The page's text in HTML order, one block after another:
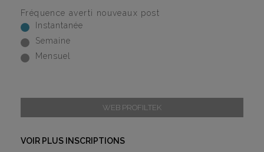
Fréquence averti nouveaux post
Instantanée
Semaine
Mensuel
WEB PROFILTEK
VOIR PLUS INSCRIPTIONS